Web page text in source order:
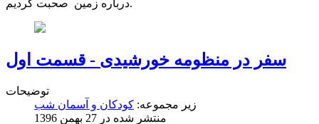
درباره زمين صحبت كرديم.
سفر در منظومه خورشیدی - قسمت اول
توضیحات
زیر مجموعه: کودکان و آسمان شب
منتشر شده در 27 بهمن 1396